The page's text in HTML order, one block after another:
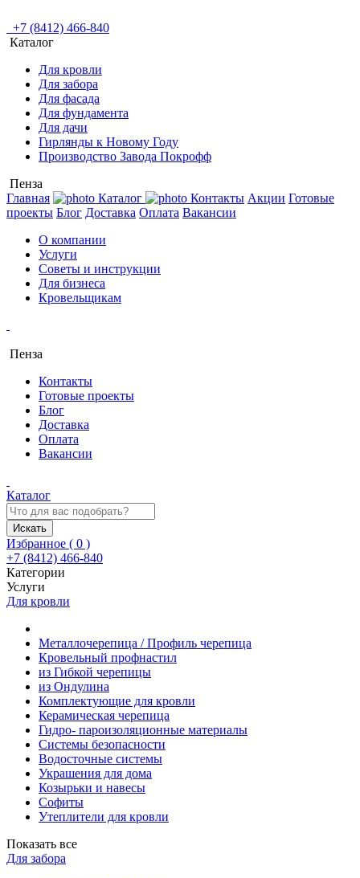
+7 (8412) 466-840
Каталог
Для кровли
Для забора
Для фасада
Для фундамента
Для дачи
Гирлянды к Новому Году
Производство Завода Покрофф
Пенза
Главная
Каталог Контакты Акции Готовые
проекты Блог Доставка Оплата Вакансии
О компании
Услуги
Советы и инструкции
Для бизнеса
Кровельщикам
Пенза
Контакты
Готовые проекты
Блог
Доставка
Оплата
Вакансии
Каталог
Искать
Избранное ( 0 )
+7 (8412) 466-840
Категории
Услуги
Для кровли
Металлочерепица / Профиль черепица
Кровельный профнастил
из Гибкой черепицы
из Ондулина
Комплектующие для кровли
Керамическая черепица
Гидро- пароизоляционные материалы
Системы безопасности
Водосточные системы
Украшения для дома
Козырьки и навесы
Софиты
Утеплители для кровли
Показать все
Для забора